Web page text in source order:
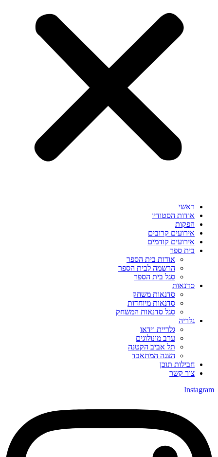
ראשי
אודות הסטודיו
הפקות
אירועים קרובים
אירועים קודמים
בית ספר
אודות בית הספר
הרשמה לבית הספר
סגל בית הספר
סדנאות
סדנאות משחק
סדנאות מיוחדות
סגל סדנאות המשחק
גלריה
גלריית וידאו
ערב מונולוגים
תל אביב הקטנה
הצגה המתאבד
חבילות תוכן
צור קשר
Instagram